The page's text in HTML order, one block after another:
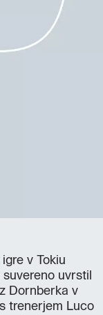
v Tokiu
uvrstil
Dornberka v
trenerjem Luco